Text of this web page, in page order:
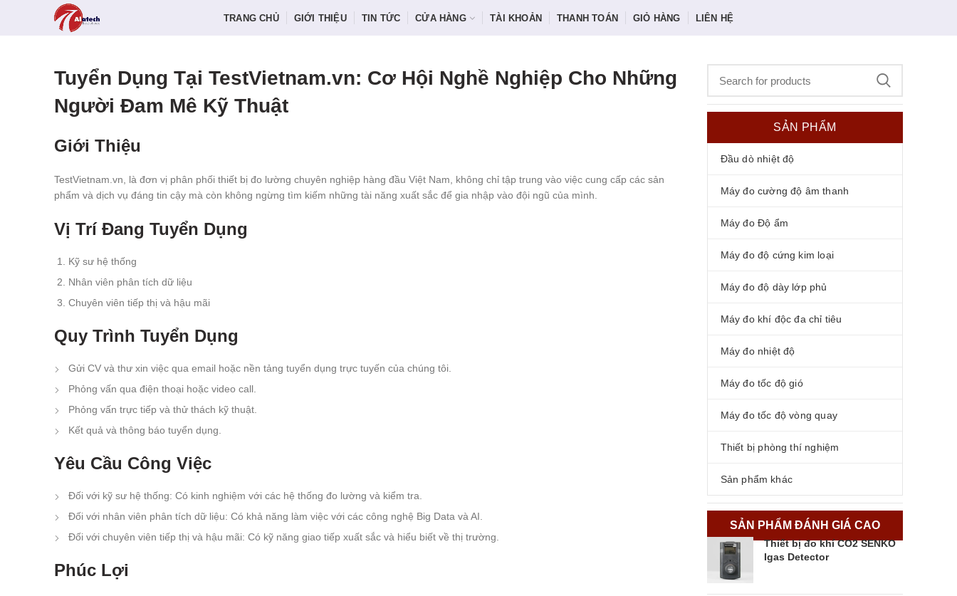
TRANG CHỦ GIỚI THIỆU TIN TỨC CỬA HÀNG TÀI KHOẢN THANH TOÁN GIỎ HÀNG LIÊN HỆ
Tuyển Dụng Tại TestVietnam.vn: Cơ Hội Nghề Nghiệp Cho Những
Người Đam Mê Kỹ Thuật
Giới Thiệu
TestVietnam.vn, là đơn vị phân phối thiết bị đo lường chuyên nghiệp hàng đầu Việt Nam, không chỉ tập trung vào việc cung cấp các sản
phẩm và dịch vụ đáng tin cậy mà còn không ngừng tìm kiếm những tài năng xuất sắc để gia nhập vào đội ngũ của mình.
Vị Trí Đang Tuyển Dụng
Kỹ sư hệ thống
Nhân viên phân tích dữ liệu
Chuyên viên tiếp thị và hậu mãi
Quy Trình Tuyển Dụng
Gửi CV và thư xin việc qua email hoặc nền tảng tuyển dụng trực tuyến của chúng tôi.
Phỏng vấn qua điện thoại hoặc video call.
Phỏng vấn trực tiếp và thử thách kỹ thuật.
Kết quả và thông báo tuyển dụng.
Yêu Cầu Công Việc
Đối với kỹ sư hệ thống: Có kinh nghiệm với các hệ thống đo lường và kiểm tra.
Đối với nhân viên phân tích dữ liệu: Có khả năng làm việc với các công nghệ Big Data và AI.
Đối với chuyên viên tiếp thị và hậu mãi: Có kỹ năng giao tiếp xuất sắc và hiểu biết về thị trường.
Phúc Lợi
SẢN PHẨM
Đầu dò nhiệt độ
Máy đo cường độ âm thanh
Máy đo Độ ẩm
Máy đo độ cứng kim loại
Máy đo độ dày lớp phủ
Máy đo khí độc đa chỉ tiêu
Máy đo nhiệt độ
Máy đo tốc độ gió
Máy đo tốc độ vòng quay
Thiết bị phòng thí nghiệm
Sản phẩm khác
SẢN PHẨM ĐÁNH GIÁ CAO
Thiết bị đo khí CO2 SENKO
Igas Detector